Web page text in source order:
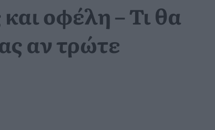
οφέλη – Τι θα
αν τρώτε